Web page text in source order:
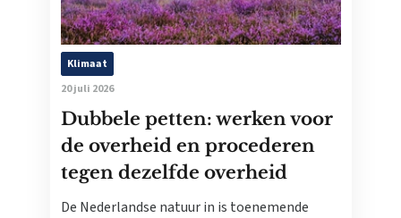
Klimaat
20 juli 2026
Dubbele petten: werken voor
de overheid en procederen
tegen dezelfde overheid
De Nederlandse natuur in is toenemende